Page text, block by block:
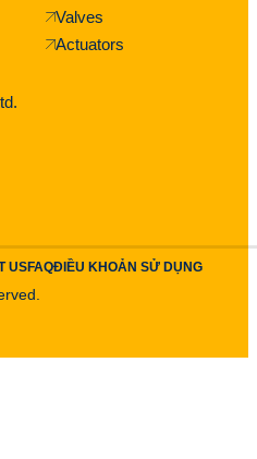
Valves
Actuators
USFAQĐIỀU KHOẢN SỬ DỤNG